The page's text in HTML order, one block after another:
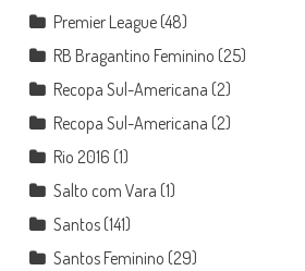
Premier League(48)
RB Bragantino Feminino (25)
Recopa Sul-Americana (2)
Recopa Sul-Americana (2)
Rio 2016 (1)
Salto com Vara (1)
Santos(141)
Santos Feminino (29)